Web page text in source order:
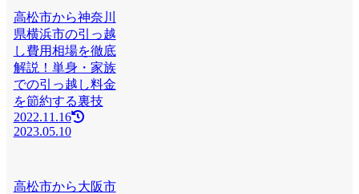
高松市から神奈川
県横浜市の引っ越
し費用相場を徹底
解説！単身・家族
での引っ越し料金
を節約する裏技
2022.11.16
2023.05.10
高松市から大阪市